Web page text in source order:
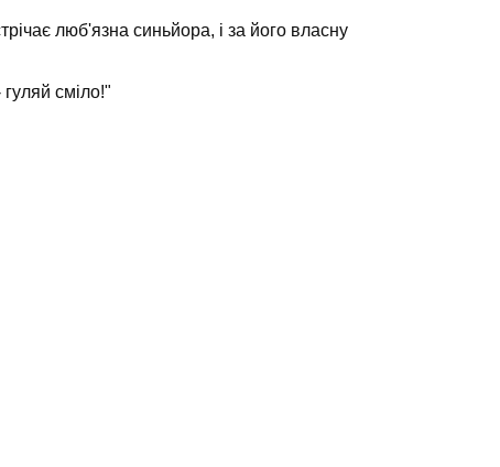
люб'язна синьйора, і за його власну
сміло!"